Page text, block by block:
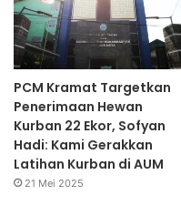
PCM Kramat Targetkan
Penerimaan Hewan
Kurban 22 Ekor, Sofyan
Hadi: Kami Gerakkan
Latihan Kurban di AUM
21 Mei 2025